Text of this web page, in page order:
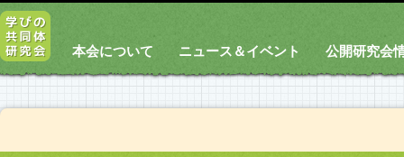
本会について ニュース＆イベント 公開研究会